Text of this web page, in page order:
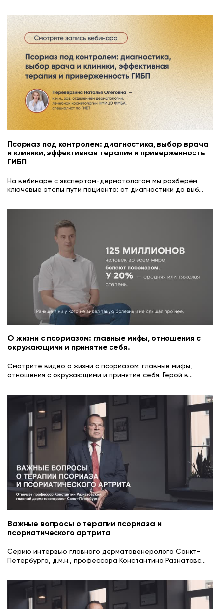
Псориаз под контролем: диагностика, выбор врача
и клиники, эффективная терапия и приверженность
ГИБП
На вебинаре с экспертом-дерматологом мы разберём
ключевые этапы пути пациента: от диагностики до выб...
О жизни с псориазом: главные мифы, отношения с
окружающими и принятие себя.
Смотрите видео о жизни с псориазом: главные мифы,
отношения с окружающими и принятие себя. Герой в...
Важные вопросы о терапии псориаза и
псориатического артрита
Серию интервью главного дерматовенеролога Санкт-
Петербурга, д.м.н., профессора Константина Разнатовс...